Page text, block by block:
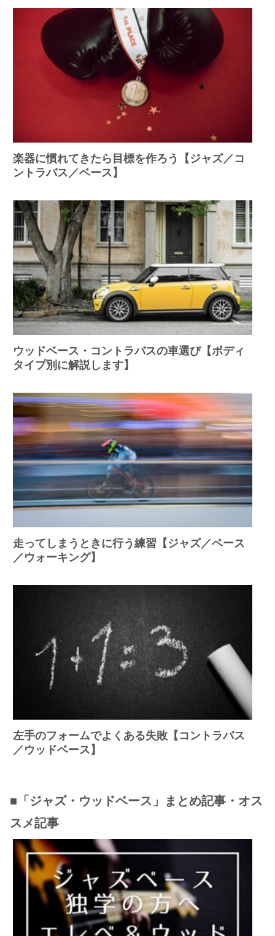
楽器に慣れてきたら目標を作ろう【ジャズ／コ
ントラバス／ベース】
ウッドベース・コントラバスの車選び【ボディ
タイプ別に解説します】
走ってしまうときに行う練習【ジャズ／ベース
／ウォーキング】
左手のフォームでよくある失敗【コントラバス
／ウッドベース】
■「ジャズ・ウッドベース」まとめ記事・オス
スメ記事